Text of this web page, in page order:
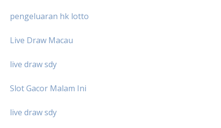
pengeluaran hk lotto
Live Draw Macau
live draw sdy
Slot Gacor Malam Ini
live draw sdy